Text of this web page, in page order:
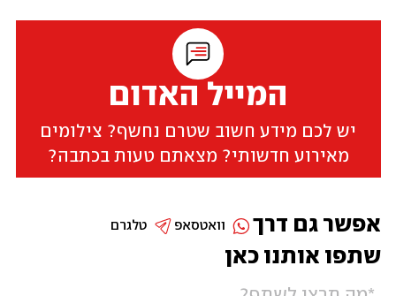
המייל האדום
יש לכם מידע חשוב שטרם נחשף? צילומים
מאירוע חדשותי? מצאתם טעות בכתבה?
שתפו אותנו כאן
אפשר גם דרך טלגרם וואטסאפ